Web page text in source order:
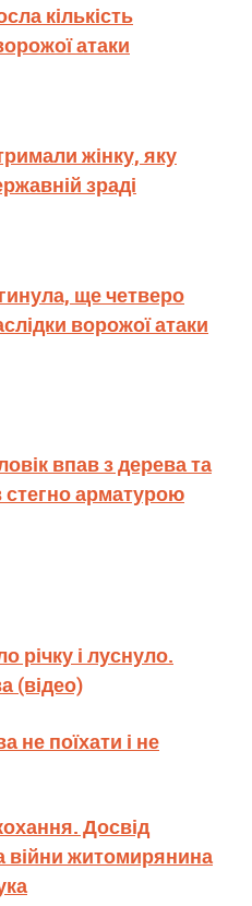
кількість
атаки
жінку, яку
зраді
ще четверо
ворожої атаки
впав з дерева та
стегно арматурою
річку і луснуло.
(відео)
не поїхати і не
Досвід
війни житомирянина